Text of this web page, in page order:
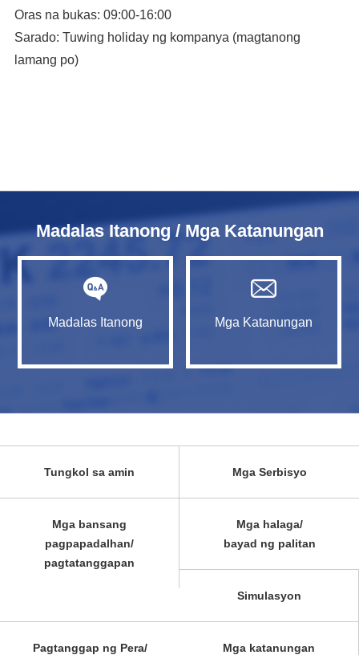
Oras na bukas: 09:00-16:00
Sarado: Tuwing holiday ng kompanya (magtanong
lamang po)
Madalas Itanong / Mga Katanungan
Madalas Itanong Mga Katanungan
Tungkol sa amin Mga Serbisyo
Mga bansang
pagpapadalhan/
pagtatanggapan
Mga halaga/
bayad ng palitan
Simulasyon
Pagtanggap ng Pera/
Mga katanungan